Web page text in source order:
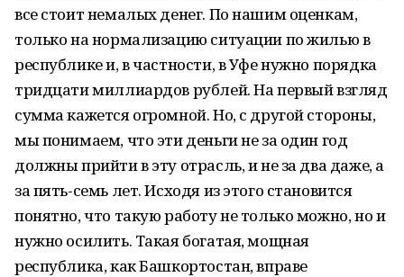
все стоит немалых денег. По нашим оценкам,
только на нормализацию ситуации по жилью в
республике и, в частности, в Уфе нужно порядка
тридцати миллиардов рублей. На первый взгляд
сумма кажется огромной. Но, с другой стороны,
мы понимаем, что эти деньги не за один год
должны прийти в эту отрасль, и не за два даже, а
за пять-семь лет. Исходя из этого становится
понятно, что такую работу не только можно, но и
нужно осилить. Такая богатая, мощная
республика, как Башкортостан, вправе